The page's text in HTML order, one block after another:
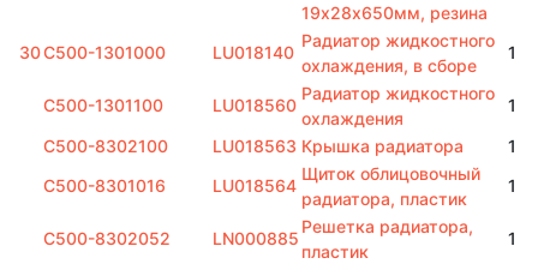
19х28х650мм, резина
30C500-1301000 LU018140
Радиатор жидкостного
охлаждения, в сборе
1
C500-1301100 LU018560
Радиатор жидкостного
охлаждения
1
C500-8302100
LU018563 Крышка радиатора
1
C500-8301016
LU018564
Щиток облицовочный
радиатора, пластик
1
C500-8302052 LN000885
Решетка радиатора,
пластик
1